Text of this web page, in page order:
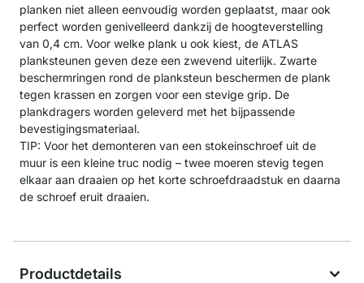
planken niet alleen eenvoudig worden geplaatst, maar ook
perfect worden genivelleerd dankzij de hoogteverstelling
van 0,4 cm. Voor welke plank u ook kiest, de ATLAS
planksteunen geven deze een zwevend uiterlijk. Zwarte
beschermringen rond de planksteun beschermen de plank
tegen krassen en zorgen voor een stevige grip. De
plankdragers worden geleverd met het bijpassende
bevestigingsmateriaal.
TIP: Voor het demonteren van een stokeinschroef uit de
muur is een kleine truc nodig – twee moeren stevig tegen
elkaar aan draaien op het korte schroefdraadstuk en daarna
de schroef eruit draaien.
Productdetails